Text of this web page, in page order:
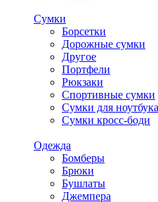
Сумки
Борсетки
Дорожные сумки
Другое
Портфели
Рюкзаки
Спортивные сумки
Сумки для ноутбука
Сумки кросс-боди
Одежда
Бомберы
Брюки
Бушлаты
Джемпера